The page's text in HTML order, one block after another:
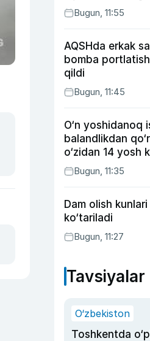
Bugun, 11:55
AQSHda erkak
bomba
qildi
Bugun, 11:45
O‘n yoshidanoq
balandlikdan
o‘zidan 14 yosh
uylangan
34 yoshda
Bugun, 11:35
Dam olish
ko‘tariladi
Bugun, 11:27
Tavsiyalar
O‘zbekiston
Toshkentda